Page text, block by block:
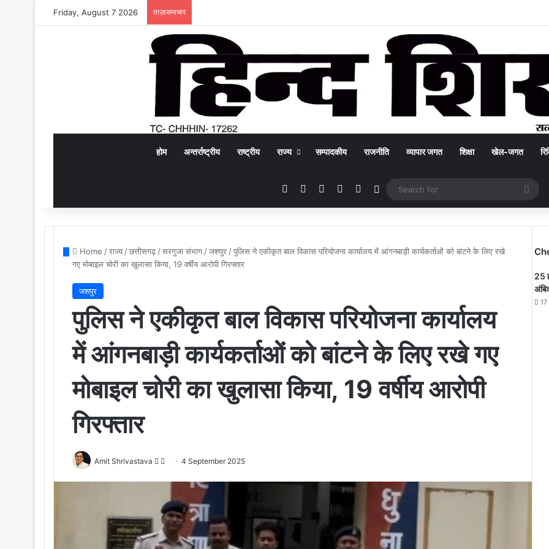
Friday, August 7 2026 ताज़ासमाचार
होम अन्तर्राष्ट्रीय राष्ट्रीय राज्य सम्पादकीय राजनीति व्यापार जगत शिक्षा खेल-जगत
Facebook YouTubeInstagramWhatsApp
Switch skin
for
Home /राज्य/छत्तीसगढ़/सरगुजा संभाग/जशपुर/पुलिस ने एकीकृत बाल विकास परियोजना कार्यालय में आंगनबाड़ी कार्यकर्ताओं को बांटने के लिए रखे
गए मोबाइल चोरी का खुलासा किया, 19 वर्षीय आरोपी गिरफ्तार
जशपुर
पुलिस ने एकीकृत बाल विकास परियोजना कार्यालय
में आंगनबाड़ी कार्यकर्ताओं को बांटने के लिए रखे गए
मोबाइल चोरी का खुलासा किया, 19 वर्षीय आरोपी
गिरफ्तार
Amit Shrivastava
F
l
o
w
d
a
n
4 September 2025
25